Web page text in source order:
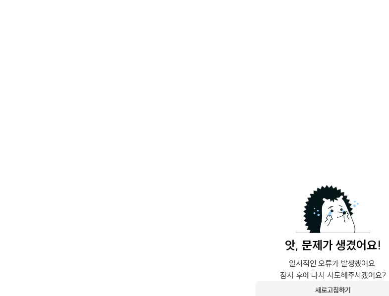
앗, 문제가 생겼어요!
일시적인 오류가 발생했어요.
잠시 후에 다시 시도해주시겠어요?
새로고침하기